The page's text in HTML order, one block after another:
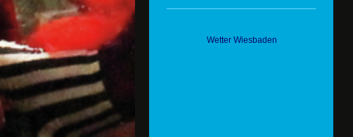
Wetter Wiesbaden